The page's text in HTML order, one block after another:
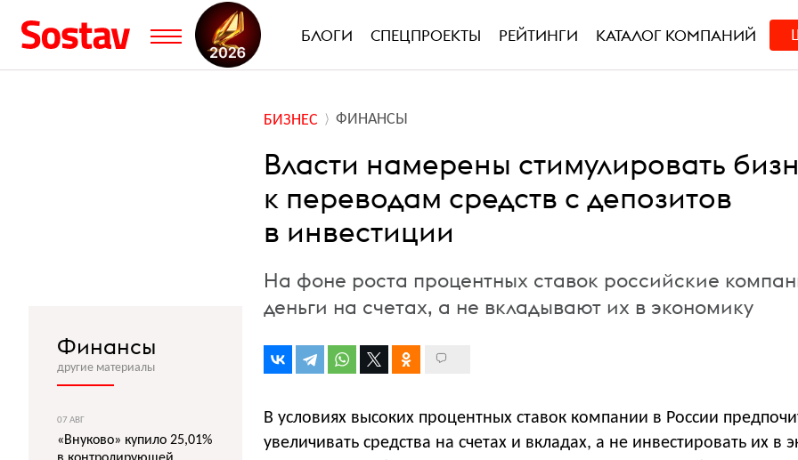
БЛОГИ СПЕЦПРОЕКТЫ РЕЙТИНГИ КАТАЛОГ КОМПАНИЙ
БИЗНЕС ФИНАНСЫ
Власти намерены стимулировать
к переводам средств с депозитов
в инвестиции
На фоне роста процентных ставок российские
деньги на счетах, а не вкладывают их в экономику
В условиях высоких процентных ставок компании в России
увеличивать средства на счетах и вкладах, а не инвестировать их в
Финансы
другие материалы
07 АВГ
«Внуково» купило 25,01%